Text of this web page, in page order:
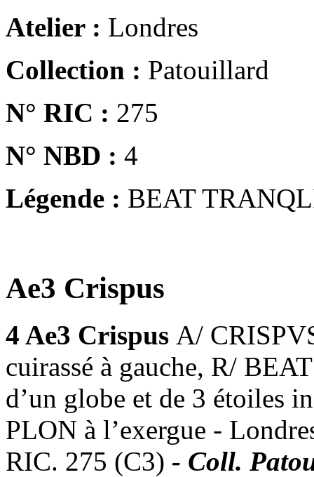
Atelier : Londres
Collection : Patouillard
N° RIC : 275
N° NBD : 4
Légende : BEAT
Ae3 Crispus
4 Ae3 Crispus A/
cuirassé à gauche, R/
d’un globe et de 3 étoiles
PLON à l’exergue -
RIC. 275 (C3) - Coll.